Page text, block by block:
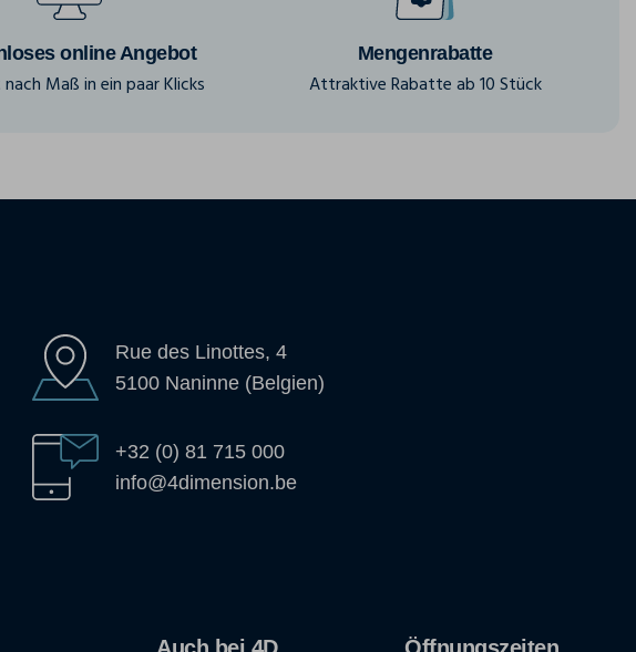
online Angebot
Maß in ein paar Klicks
Mengenrabatte
Attraktive Rabatte ab 10 Stück
Rue des Linottes, 4
5100 Naninne (Belgien)
+32 (0) 81 715 000
info@4dimension.be